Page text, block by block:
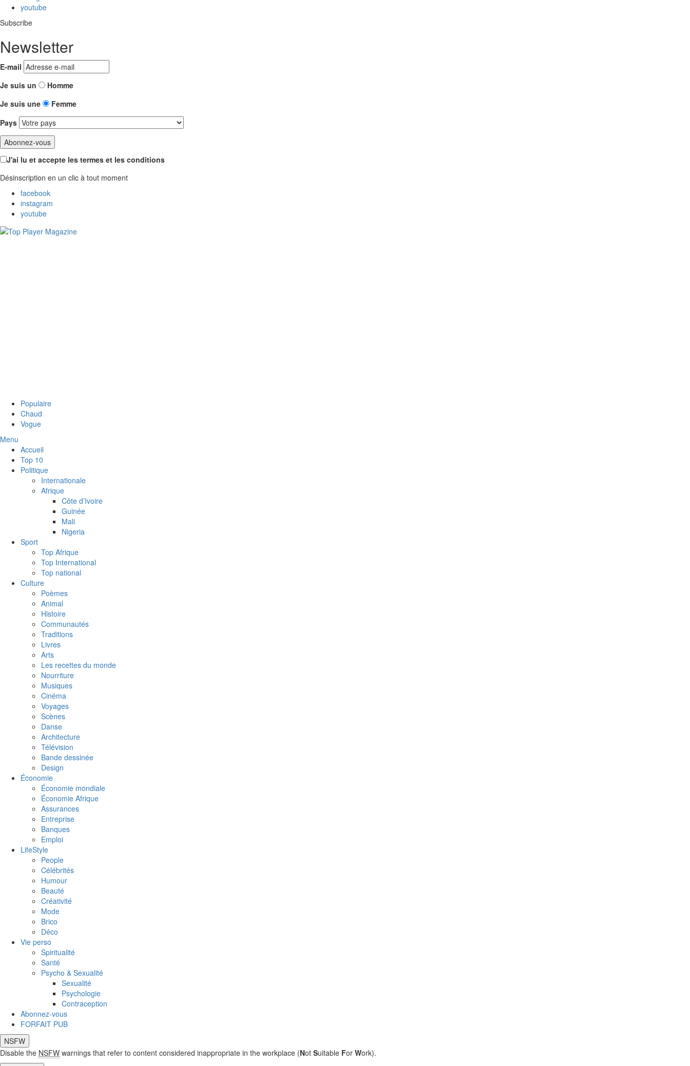
youtube
Subscribe
Newsletter
E-mail
Je suis un
Homme
Je suis une
Femme
Pays
J'ai lu et accepte les termes et les conditions
Désinscription en un clic à tout moment
facebook
instagram
youtube
Populaire
Chaud
Vogue
Menu
Accueil
Top 10
Politique
Internationale
Afrique
Côte d’Ivoire
Guinée
Mali
Nigeria
Sport
Top Afrique
Top International
Top national
Culture
Poèmes
Animal
Histoire
Communautés
Traditions
Livres
Arts
Les recettes du monde
Nourriture
Musiques
Cinéma
Voyages
Scènes
Danse
Architecture
Télévision
Bande dessinée
Design
Économie
Économie mondiale
Économie Afrique
Assurances
Entreprise
Banques
Emploi
LifeStyle
People
Célébrités
Humour
Beauté
Créativité
Mode
Brico
Déco
Vie perso
Spiritualité
Santé
Psycho & Sexualité
Sexualité
Psychologie
Contraception
Abonnez-vous
FORFAIT PUB
NSFW
Disable the NSFW warnings that refer to content considered inappropriate in the workplace (Not Suitable For Work).